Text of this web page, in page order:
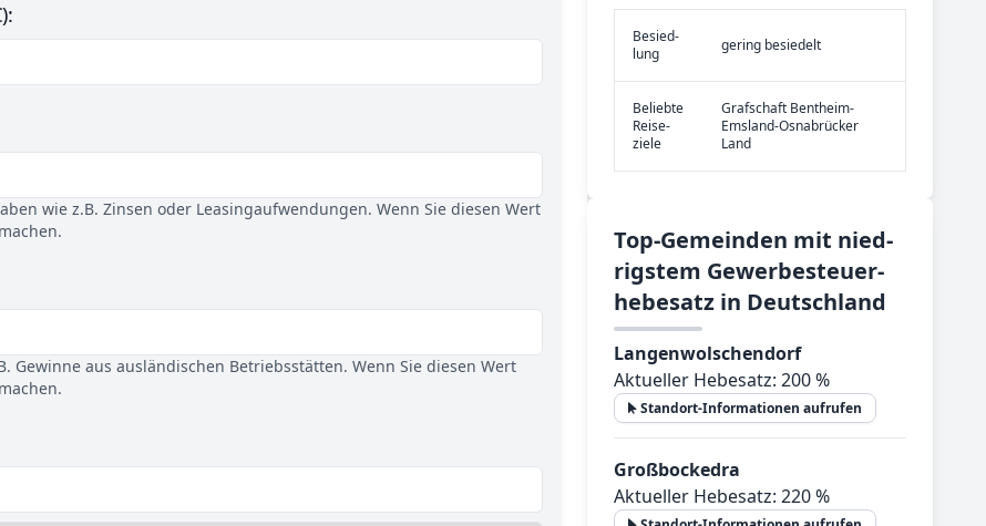
wie z.B. Zinsen oder Leasingaufwendungen. Wenn Sie diesen Wert
aus ausländischen Betriebsstätten. Wenn Sie diesen Wert
Be­sied­
lung
gering besiedelt
Be­lieb­te
Rei­se­
zie­le
Grafschaft Bentheim-
Emsland-Osnabrücker
Land
Top-­Ge­mein­den mit nied­
rig­stem Ge­wer­be­steu­er­
he­be­satz in Deutsch­land
Langenwolschendorf
Aktueller Hebesatz: 200 %
Standort-Informationen aufrufen
Großbockedra
Aktueller Hebesatz: 220 %